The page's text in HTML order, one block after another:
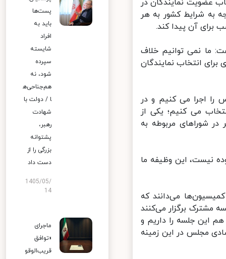
عضویت نمایندگان در
به شرایط کشور به هر
آن پیدا کند.
ما نمی توانیم خلاف
انتخاب نمایندگان
اجرا می کنیم و در
می کنیم؛ یکی از
شوراهای مربوطه به
نیست، این وظیفه ما
می‌دانند که
هر هفته دوشنبه‌ها از ساعت ۶ صبح جلسه مشترک برگزار می‌کنند
جلسه را داریم و
مجلس در این زمینه
پست‌ها
باید به
افراد
شایسته
سپرده
شود، نه
هم‌جناحی‌ه
ا / دولت با
شهادت
رهبر،
پشتوانه
بزرگی را از
دست داد
1405/05/
14
ماجرای
«توافق
قریب‌الوقو